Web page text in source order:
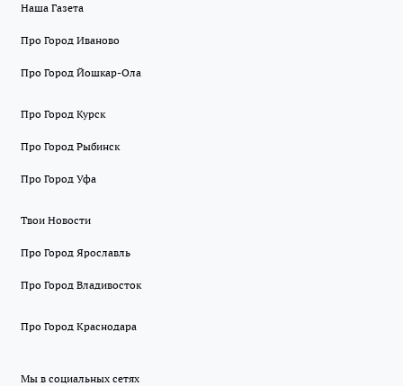
Наша Газета
Про Город Иваново
Про Город Йошкар-Ола
Про Город Курск
Про Город Рыбинск
Про Город Уфа
Твои Новости
Про Город Ярославль
Про Город Владивосток
Про Город Краснодара
Мы в социальных сетях